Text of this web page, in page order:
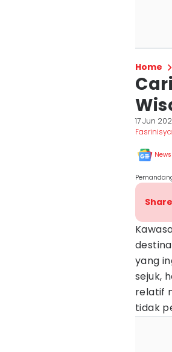
Home
17 Jun
News
yang
sejuk,
relatif
tidak